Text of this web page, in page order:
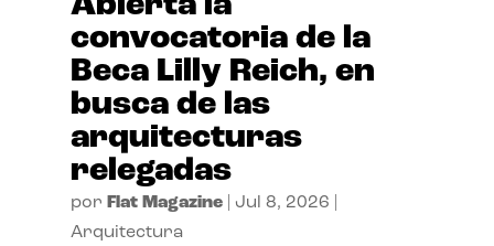
convocatoria de la
Beca Lilly Reich, en
busca de las
arquitecturas
relegadas
por Flat Magazine| Jul 8, 2026
Arquitectura